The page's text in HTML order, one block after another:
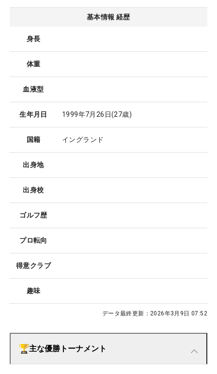
基本情報 経歴
身長
体重
血液型
生年月日 1999年7月26日(27歳)
国籍 イングランド
出身地
出身校
ゴルフ歴
プロ転向
得意クラブ
趣味
データ最終更新： 2026年3月9日 07:52
主な優勝トーナメント